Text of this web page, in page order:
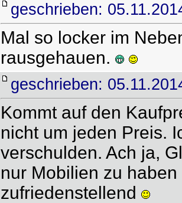
geschrieben:
Mal so locker im
rausgehauen.
geschrieben:
Kommt auf den
nicht um jeden Preis.
verschulden. Ach ja,
nur Mobilien zu
zufriedenstellend